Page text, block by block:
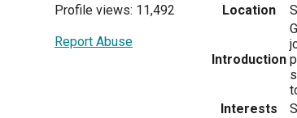
Profile views: 11,492
Report Abuse
Location
Introduction
Interests